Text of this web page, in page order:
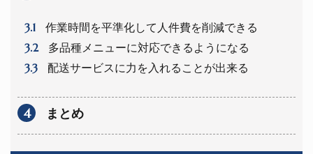
3.1 作業時間を平準化して人件費を削減できる
3.2 多品種メニューに対応できるようになる
3.3 配送サービスに力を入れることが出来る
4 まとめ